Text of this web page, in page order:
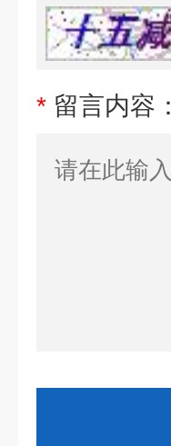
* 留言内容：